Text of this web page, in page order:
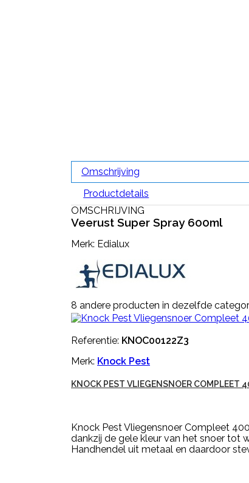
Omschrijving
Productdetails
OMSCHRIJVING
Veerust Super Spray 600ml
Merk: Edialux
8 andere producten in dezelfde
Referentie: KNOC00122Z3
Merk: Knock Pest
KNOCK PEST VLIEGENSNOER COMPLEET
Knock Pest Vliegensnoer Compleet
dankzij de gele kleur van het snoer tot
Handhendel uit metaal en daardoor